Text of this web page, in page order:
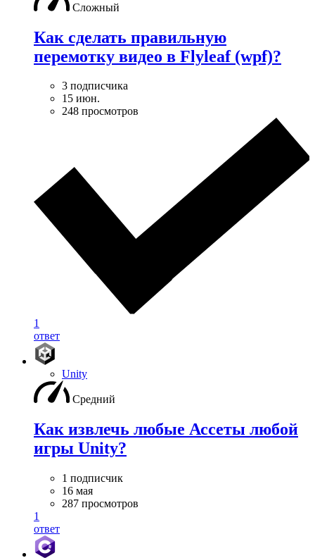
Сложный
Как сделать правильную
перемотку видео в Flyleaf (wpf)?
3 подписчика
15 июн.
248 просмотров
1
ответ
Unity
Средний
Как извлечь любые Ассеты любой
игры Unity?
1 подписчик
16 мая
287 просмотров
1
ответ